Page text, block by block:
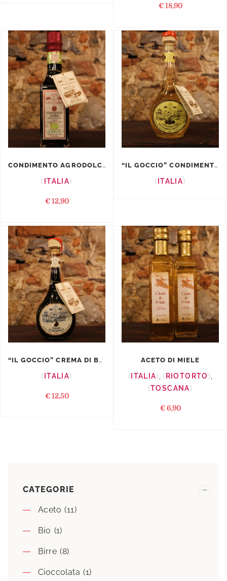
CATEGORIE
Aceto (11)
Bio (1)
Birre (8)
Cioccolata (1)
€ 18,90
CONDIMENTO AGRODOLCE SABA BIO LEONA...
ITALIA
€ 12,90
“IL GOCCIO” CONDIMENTO ...
ITALIA
“IL GOCCIO” CREMA DI BA...
ITALIA
€ 12,50
ACETO DI MIELE
ITALIA RIOTORTO
TOSCANA
€ 6,90